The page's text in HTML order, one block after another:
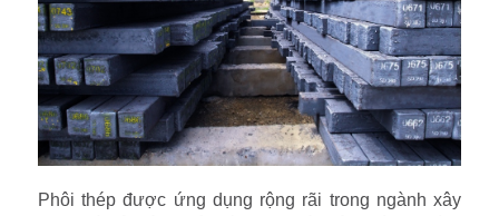
Phôi thép được ứng dụng rộng rãi trong ngành xây